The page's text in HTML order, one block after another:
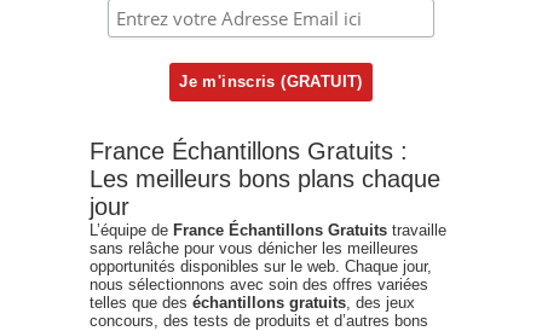
France Échantillons Gratuits :
Les meilleurs bons plans chaque
jour
L’équipe de France Échantillons Gratuits travaille
sans relâche pour vous dénicher les meilleures
opportunités disponibles sur le web. Chaque jour,
nous sélectionnons avec soin des offres variées
telles que des échantillons gratuits , des jeux
concours, des tests de produits et d’autres bons